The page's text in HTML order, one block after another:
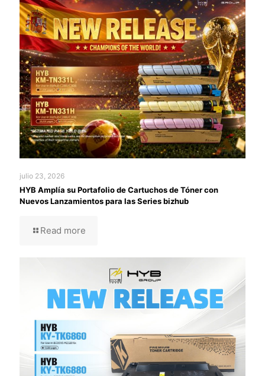
julio 23, 2026
HYB Amplía su Portafolio de Cartuchos de Tóner con
Nuevos Lanzamientos para las Series bizhub
Read more